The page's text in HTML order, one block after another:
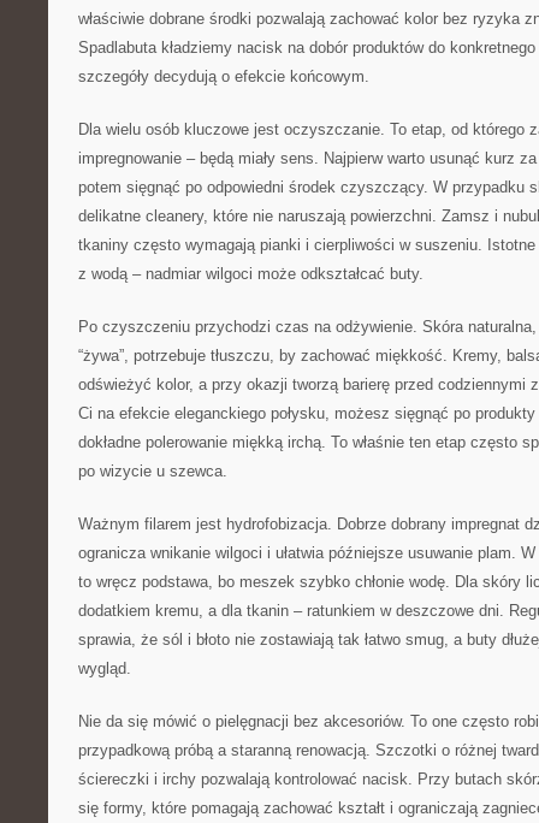
właściwie dobrane środki pozwalają zachować kolor bez ryzyka
Spadlabuta kładziemy nacisk na dobór produktów do
szczegóły decydują o efekcie końcowym.
Dla wielu osób kluczowe jest oczyszczanie. To etap, od którego
impregnowanie – będą miały sens. Najpierw warto usunąć kurz
potem sięgnąć po odpowiedni środek czyszczący. W przypadku
delikatne cleanery, które nie naruszają powierzchni. Zamsz i
tkaniny często wymagają pianki i cierpliwości w suszeniu.
z wodą – nadmiar wilgoci może odkształcać buty.
Po czyszczeniu przychodzi czas na odżywienie. Skóra
“żywa”, potrzebuje tłuszczu, by zachować miękkość. Kremy,
odświeżyć kolor, a przy okazji tworzą barierę przed codziennymi
Ci na efekcie eleganckiego połysku, możesz sięgnąć po
dokładne polerowanie miękką irchą. To właśnie ten etap często
po wizycie u szewca.
Ważnym filarem jest hydrofobizacja. Dobrze dobrany impregnat
ogranicza wnikanie wilgoci i ułatwia późniejsze usuwanie plam.
to wręcz podstawa, bo meszek szybko chłonie wodę. Dla skóry
dodatkiem kremu, a dla tkanin – ratunkiem w deszczowe dni.
sprawia, że sól i błoto nie zostawiają tak łatwo smug, a buty
wygląd.
Nie da się mówić o pielęgnacji bez akcesoriów. To one często
przypadkową próbą a staranną renowacją. Szczotki o różnej
ściereczki i irchy pozwalają kontrolować nacisk. Przy butach
się formy, które pomagają zachować kształt i ograniczają